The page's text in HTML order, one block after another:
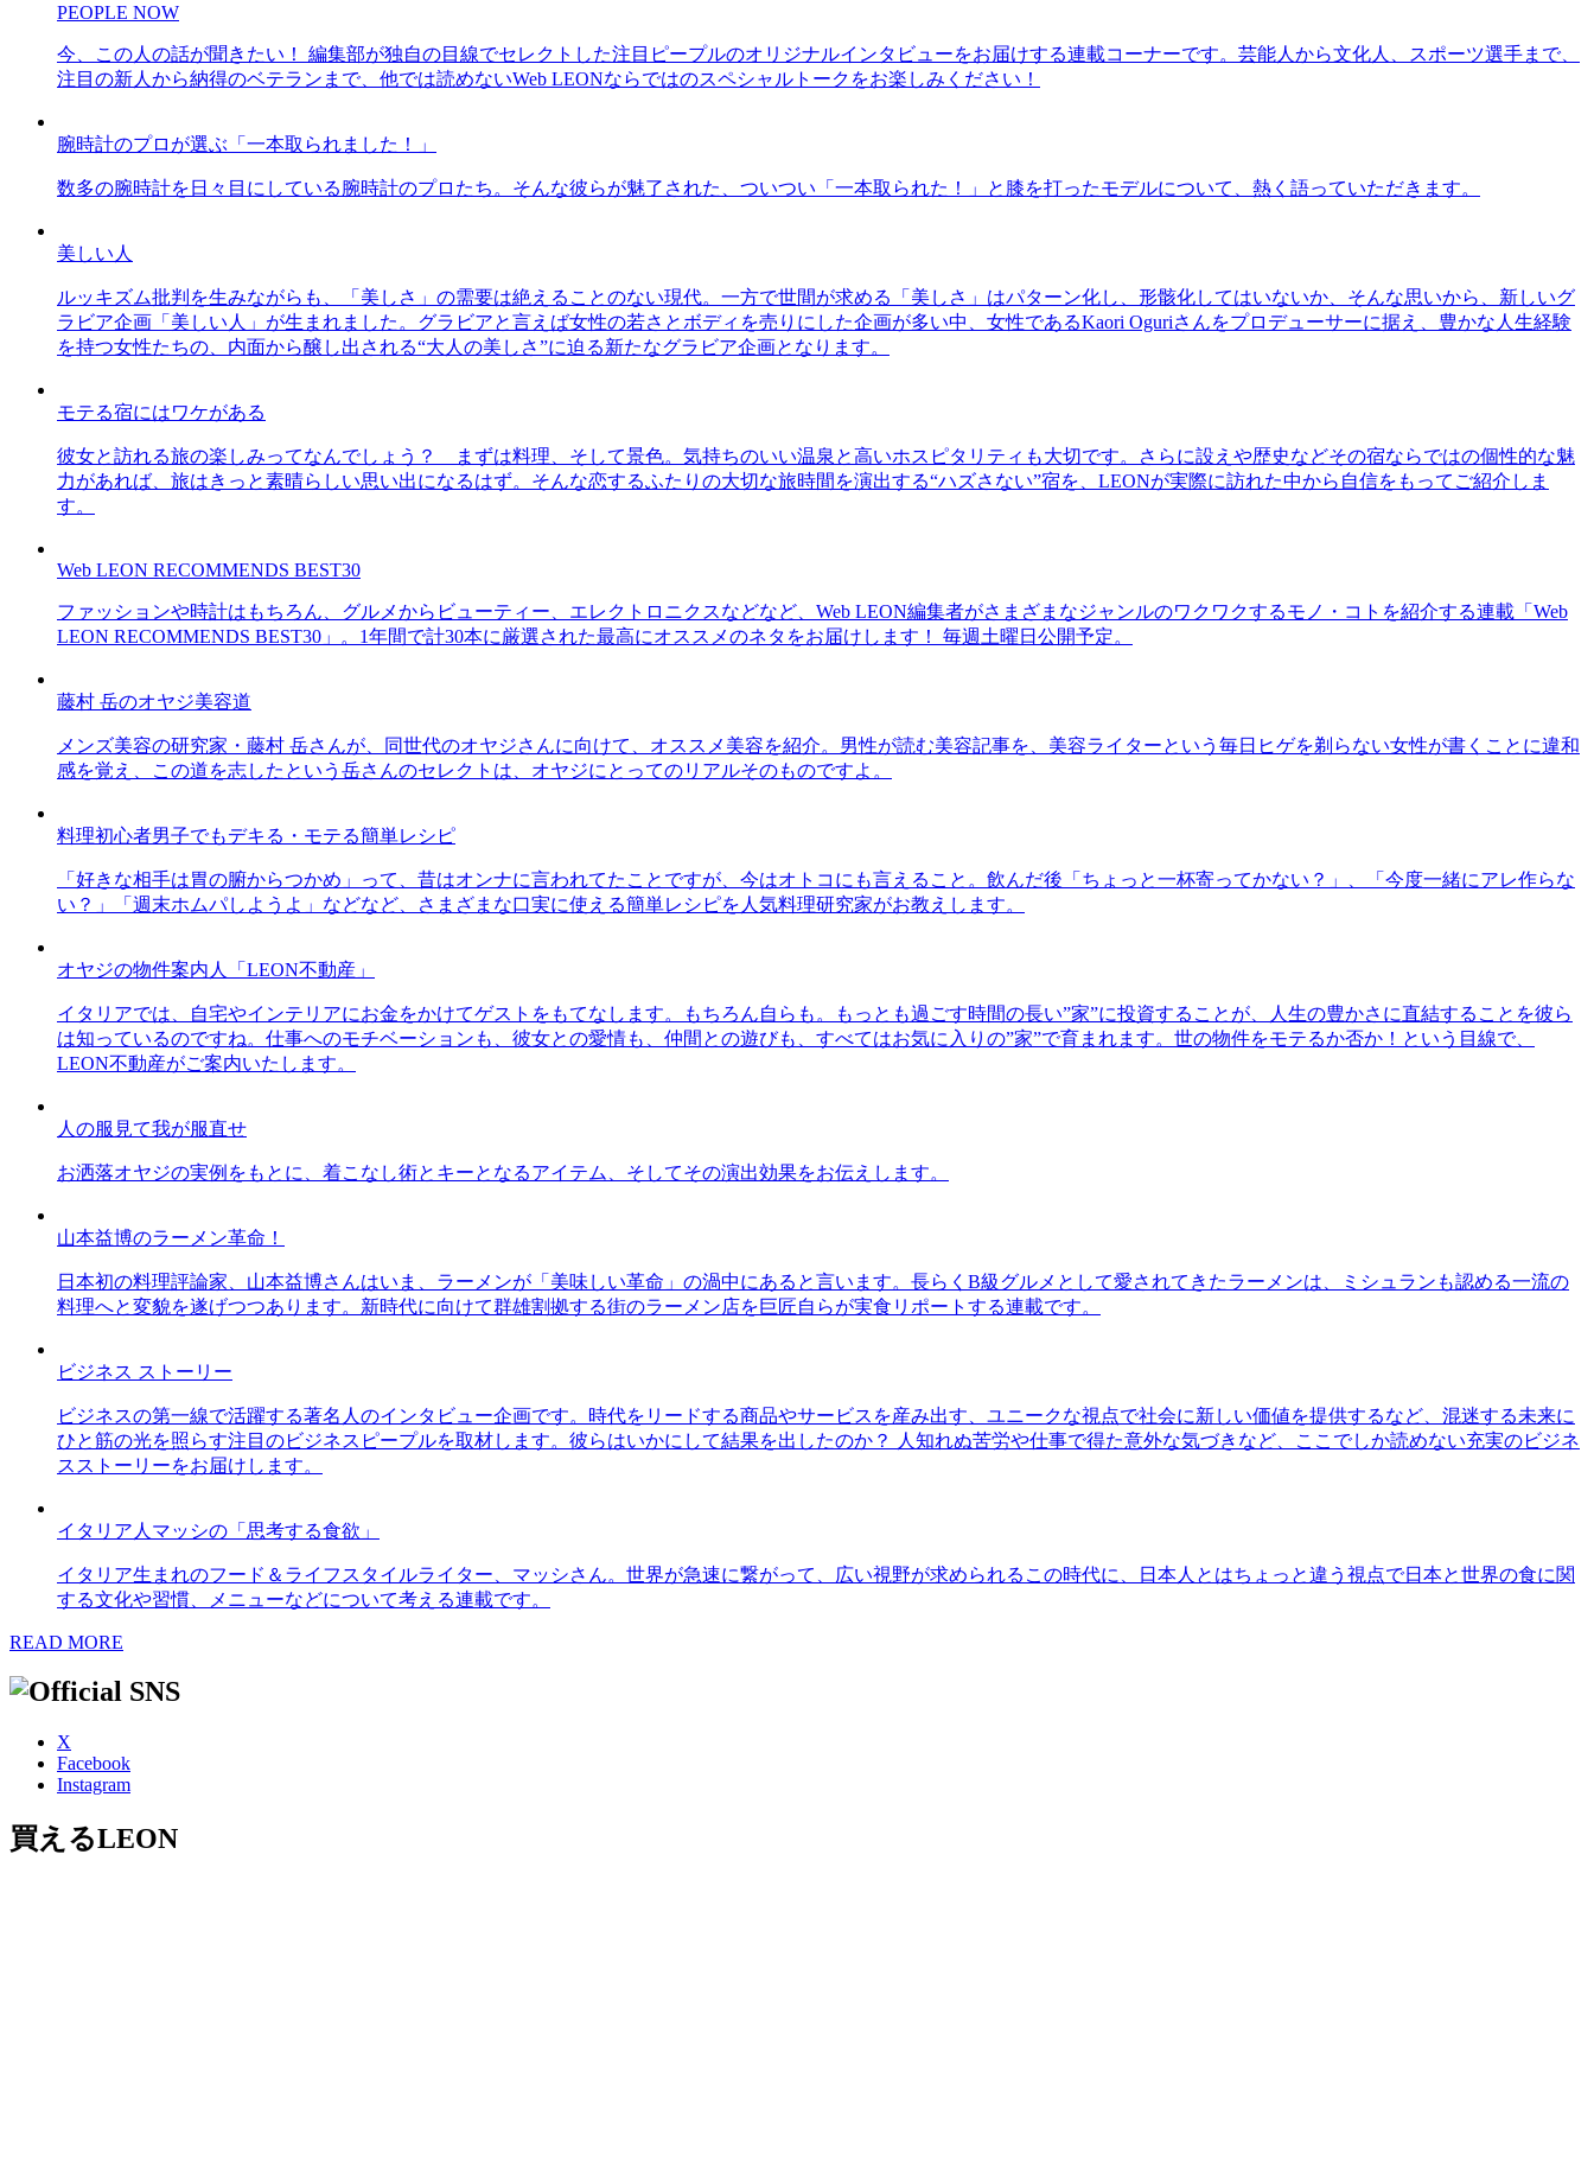
PEOPLE NOW
今、この人の話が聞きたい！ 編集部が独自の目線でセレクトした注目ピープルのオリジナルインタビューをお届けする連載コーナーです。芸能人から文化人、スポーツ選手まで、
注目の新人から納得のベテランまで、他では読めないWeb LEONならではのスペシャルトークをお楽しみください！
腕時計のプロが選ぶ「一本取られました！」
数多の腕時計を日々目にしている腕時計のプロたち。そんな彼らが魅了された、ついつい「一本取られた！」と膝を打ったモデルについて、熱く語っていただきます。
美しい人
ルッキズム批判を生みながらも、「美しさ」の需要は絶えることのない現代。一方で世間が求める「美しさ」はパターン化し、形骸化してはいないか、そんな思いから、新しいグ
ラビア企画「美しい人」が生まれました。グラビアと言えば女性の若さとボディを売りにした企画が多い中、女性であるKaori Oguriさんをプロデューサーに据え、豊かな人生経験
を持つ女性たちの、内面から醸し出される“大人の美しさ”に迫る新たなグラビア企画となります。
モテる宿にはワケがある
彼女と訪れる旅の楽しみってなんでしょう？ まずは料理、そして景色。気持ちのいい温泉と高いホスピタリティも大切です。さらに設えや歴史などその宿ならではの個性的な魅
力があれば、旅はきっと素晴らしい思い出になるはず。そんな恋するふたりの大切な旅時間を演出する“ハズさない”宿を、LEONが実際に訪れた中から自信をもってご紹介しま
す。
Web LEON RECOMMENDS BEST30
ファッションや時計はもちろん、グルメからビューティー、エレクトロニクスなどなど、Web LEON編集者がさまざまなジャンルのワクワクするモノ・コトを紹介する連載「Web
LEON RECOMMENDS BEST30」。1年間で計30本に厳選された最高にオススメのネタをお届けします！ 毎週土曜日公開予定。
藤村 岳のオヤジ美容道
メンズ美容の研究家・藤村 岳さんが、同世代のオヤジさんに向けて、オススメ美容を紹介。男性が読む美容記事を、美容ライターという毎日ヒゲを剃らない女性が書くことに違和
感を覚え、この道を志したという岳さんのセレクトは、オヤジにとってのリアルそのものですよ。
料理初心者男子でもデキる・モテる簡単レシピ
「好きな相手は胃の腑からつかめ」って、昔はオンナに言われてたことですが、今はオトコにも言えること。飲んだ後「ちょっと一杯寄ってかない？」、「今度一緒にアレ作らな
い？」「週末ホムパしようよ」などなど、さまざまな口実に使える簡単レシピを人気料理研究家がお教えします。
オヤジの物件案内人「LEON不動産」
イタリアでは、自宅やインテリアにお金をかけてゲストをもてなします。もちろん自らも。もっとも過ごす時間の長い”家”に投資することが、人生の豊かさに直結することを彼ら
は知っているのですね。仕事へのモチベーションも、彼女との愛情も、仲間との遊びも、すべてはお気に入りの”家”で育まれます。世の物件をモテるか否か！という目線で、
LEON不動産がご案内いたします。
人の服見て我が服直せ
お洒落オヤジの実例をもとに、着こなし術とキーとなるアイテム、そしてその演出効果をお伝えします。
山本益博のラーメン革命！
日本初の料理評論家、山本益博さんはいま、ラーメンが「美味しい革命」の渦中にあると言います。長らくB級グルメとして愛されてきたラーメンは、ミシュランも認める一流の
料理へと変貌を遂げつつあります。新時代に向けて群雄割拠する街のラーメン店を巨匠自らが実食リポートする連載です。
ビジネス ストーリー
ビジネスの第一線で活躍する著名人のインタビュー企画です。時代をリードする商品やサービスを産み出す、ユニークな視点で社会に新しい価値を提供するなど、混迷する未来に
ひと筋の光を照らす注目のビジネスピープルを取材します。彼らはいかにして結果を出したのか？ 人知れぬ苦労や仕事で得た意外な気づきなど、ここでしか読めない充実のビジネ
スストーリーをお届けします。
イタリア人マッシの「思考する食欲」
イタリア生まれのフード＆ライフスタイルライター、マッシさん。世界が急速に繋がって、広い視野が求められるこの時代に、日本人とはちょっと違う視点で日本と世界の食に関
する文化や習慣、メニューなどについて考える連載です。
READ MORE
X
Facebook
Instagram
買えるLEON